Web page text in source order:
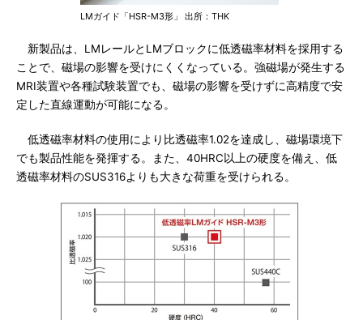
LMガイド「HSR-M3形」 出所：THK
新製品は、LMレールとLMブロックに低透磁率材料を採用する
ことで、磁場の影響を受けにくくなっている。強磁場が発生する
MRI装置や各種試験装置でも、磁場の影響を受けずに高精度で安
定した直線運動が可能になる。
低透磁率材料の使用により比透磁率1.02を達成し、磁場環境下
でも製品性能を発揮する。また、40HRC以上の硬度を備え、低
透磁率材料のSUS316よりも大きな荷重を受けられる。